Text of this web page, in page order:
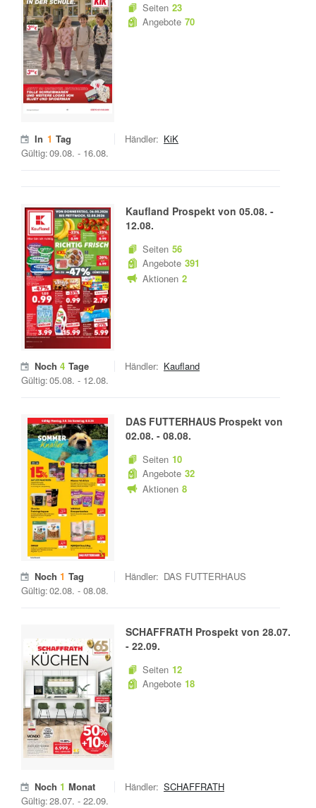
Seiten 23
Angebote 70
In 1 Tag
Gültig:09.08. - 16.08.
Händler: KiK
Kaufland Prospekt von 05.08. -
12.08.
Seiten 56
Angebote 391
Aktionen 2
Noch 4 Tage
Gültig:05.08. - 12.08.
Händler: Kaufland
DAS FUTTERHAUS Prospekt von
02.08. - 08.08.
Seiten 10
Angebote 32
Aktionen 8
Noch 1 Tag
Gültig:02.08. - 08.08.
Händler: DAS FUTTERHAUS
SCHAFFRATH Prospekt von 28.07.
- 22.09.
Seiten 12
Angebote 18
Noch 1 Monat
Gültig:28.07. - 22.09.
Händler: SCHAFFRATH